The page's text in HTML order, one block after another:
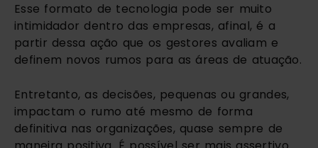
Esse formato de tecnologia pode ser muito
intimidador dentro das empresas, afinal, é a
partir dessa ação que os gestores avaliam e
definem novos rumos para as áreas de atuação.
Entretanto, as decisões, pequenas ou grandes,
impactam o rumo até mesmo de forma
definitiva nas organizações, quase sempre de